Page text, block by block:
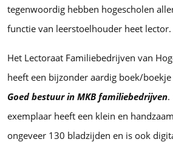
tegenwoordig hebben hogescholen
functie van leerstoelhouder heet lector.
Het Lectoraat Familiebedrijven van
heeft een bijzonder aardig boek/
Goed bestuur in MKB familiebedrijven.
exemplaar heeft een klein en
ongeveer 130 bladzijden en is ook